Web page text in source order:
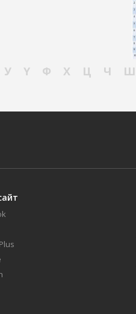
У Ү Ф Х Ц Ч Ш